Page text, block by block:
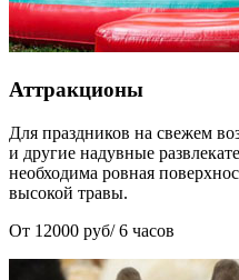
Аттракционы
Для праздников на свежем
и другие надувные
необходима ровная
высокой травы.
От 12000 руб/ 6 часов